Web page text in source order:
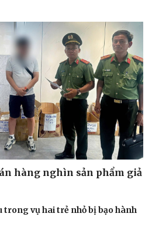
hàng nghìn sản phẩm giả
trong vụ hai trẻ nhỏ bị bạo hành